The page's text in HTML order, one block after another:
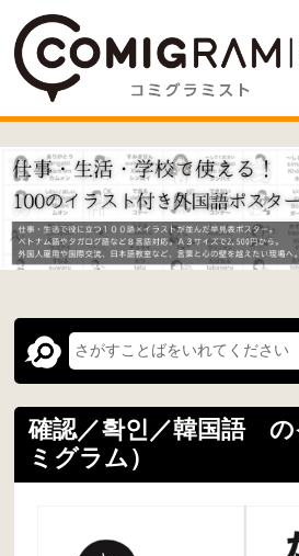
確認／확인／韓国語 の
ミグラム）